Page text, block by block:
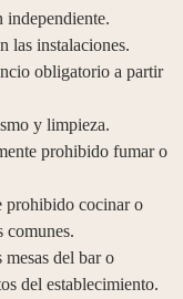
las instalaciones.
obligatorio a partir
y limpieza.
prohibido fumar o
prohibido cocinar o
comunes.
del bar o
del establecimiento.